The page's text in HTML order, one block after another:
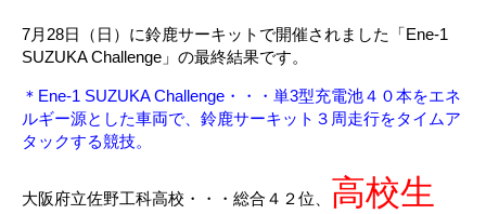
7月28日（日）に鈴鹿サーキットで開催されました「Ene-1
SUZUKA Challenge」の最終結果です。
＊Ene-1 SUZUKA Challenge・・・単3型充電池４０本をエネ
ルギー源とした車両で、鈴鹿サーキット３周走行をタイムア
タックする競技。
大阪府立佐野工科高校・・・総合４２位、 高校生